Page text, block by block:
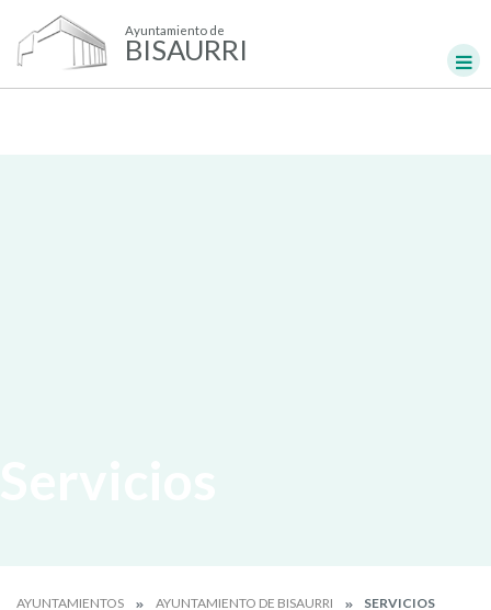
Ayuntamiento de
BISAURRI
AYUNTAMIENTOS AYUNTAMIENTO DE BISAURRI SERVICIOS